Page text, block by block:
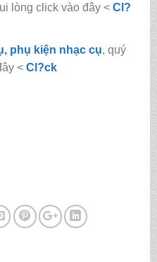
lòng click vào đây < Cl?
phụ kiện nhạc cụ, quý
< Cl?ck